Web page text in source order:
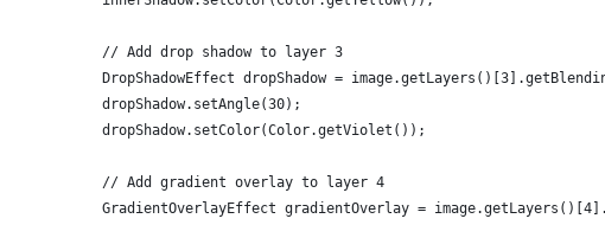
            // Add drop shadow to layer 3
DropShadowEffect dropShadow =
            dropShadow.setAngle(30);
            dropShadow.setColor(Color.getViolet());
            // Add gradient overlay to layer 4
GradientOverlayEffect gradientOverlay =